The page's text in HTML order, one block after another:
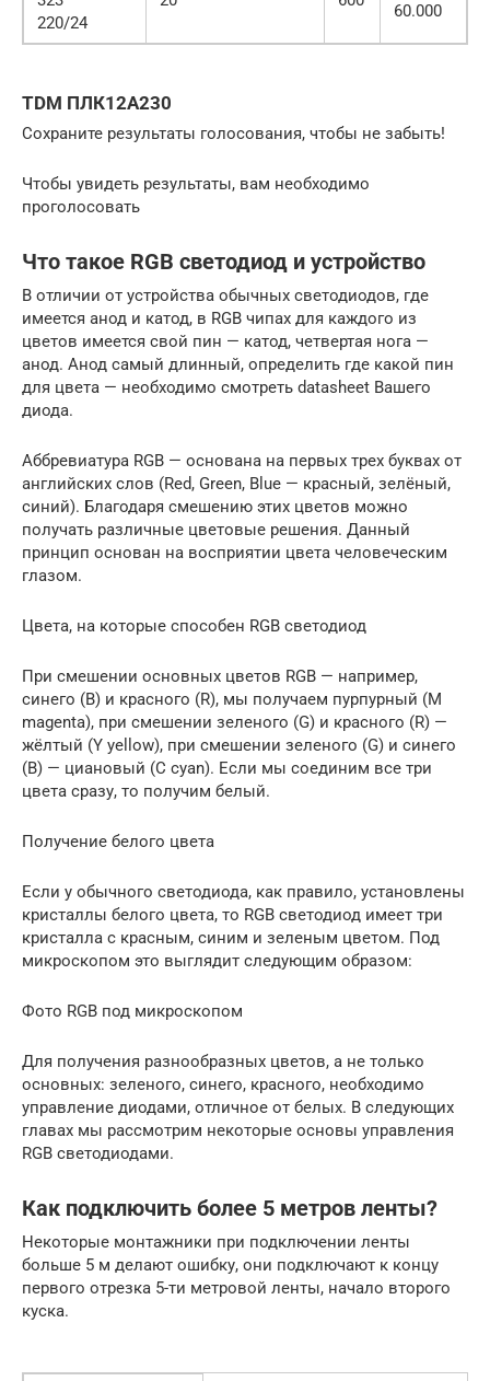
220/24
60.000
TDM ПЛК12A230
Сохраните результаты голосования, чтобы не забыть!
Чтобы увидеть результаты, вам необходимо
проголосовать
Что такое RGB светодиод и устройство
В отличии от устройства обычных светодиодов, где
имеется анод и катод, в RGB чипах для каждого из
цветов имеется свой пин — катод, четвертая нога —
анод. Анод самый длинный, определить где какой пин
для цвета — необходимо смотреть datasheet Вашего
диода.
Аббревиатура RGB — основана на первых трех буквах от
английских слов (Red, Green, Blue — красный, зелёный,
синий). Благодаря смешению этих цветов можно
получать различные цветовые решения. Данный
принцип основан на восприятии цвета человеческим
глазом.
Цвета, на которые способен RGB светодиод
При смешении основных цветов RGB — например,
синего (B) и красного (R), мы получаем пурпурный (M
magenta), при смешении зеленого (G) и красного (R) —
жёлтый (Y yellow), при смешении зеленого (G) и синего
(B) — циановый (С cyan). Если мы соединим все три
цвета сразу, то получим белый.
Получение белого цвета
Если у обычного светодиода, как правило, установлены
кристаллы белого цвета, то RGB светодиод имеет три
кристалла с красным, синим и зеленым цветом. Под
микроскопом это выглядит следующим образом:
Фото RGB под микроскопом
Для получения разнообразных цветов, а не только
основных: зеленого, синего, красного, необходимо
управление диодами, отличное от белых. В следующих
главах мы рассмотрим некоторые основы управления
RGB светодиодами.
Как подключить более 5 метров ленты?
Некоторые монтажники при подключении ленты
больше 5 м делают ошибку, они подключают к концу
первого отрезка 5-ти метровой ленты, начало второго
куска.